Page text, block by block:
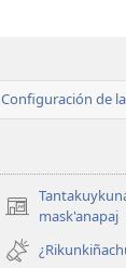
Configuración de
mask'anapaj
(opens
new
window)